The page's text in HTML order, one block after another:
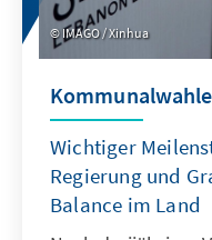
IMAGO / Xinhua
Wichtiger
Regierung und
Balance im Land